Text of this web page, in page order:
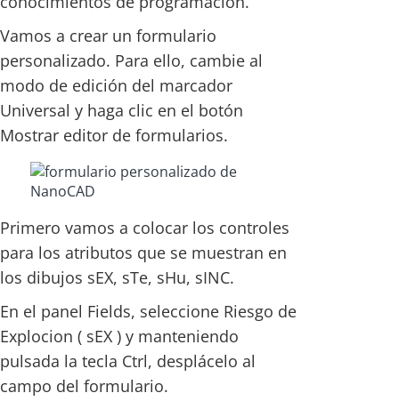
Vamos a crear un formulario
personalizado. Para ello, cambie al
modo de edición del marcador
Universal y haga clic en el botón
Mostrar editor de formularios.
Primero vamos a colocar los controles
para los atributos que se muestran en
los dibujos sEX, sTe, sHu, sINC.
En el panel Fields, seleccione Riesgo de
Explocion ( sEX ) y manteniendo
pulsada la tecla Ctrl, desplácelo al
campo del formulario.